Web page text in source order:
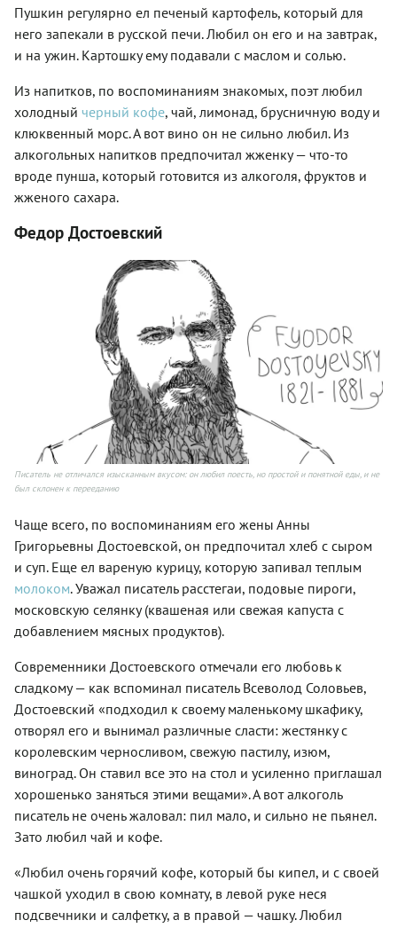
Пушкин регулярно ел печеный картофель, который для
него запекали в русской печи. Любил он его и на завтрак,
и на ужин. Картошку ему подавали с маслом и солью.
Из напитков, по воспоминаниям знакомых, поэт любил
холодный черный кофе, чай, лимонад, брусничную воду и
клюквенный морс. А вот вино он не сильно любил. Из
алкогольных напитков предпочитал жженку — что-то
вроде пунша, который готовится из алкоголя, фруктов и
жженого сахара.
Федор Достоевский
Писатель не отличался изысканным вкусом: он любил поесть, но простой и понятной еды, и не
был склонен к перееданию
Чаще всего, по воспоминаниям его жены Анны
Григорьевны Достоевской, он предпочитал хлеб с сыром
и суп. Еще ел вареную курицу, которую запивал теплым
молоком. Уважал писатель расстегаи, подовые пироги,
московскую селянку (квашеная или свежая капуста с
добавлением мясных продуктов).
Современники Достоевского отмечали его любовь к
сладкому — как вспоминал писатель Всеволод Соловьев,
Достоевский «подходил к своему маленькому шкафику,
отворял его и вынимал различные сласти: жестянку с
королевским черносливом, свежую пастилу, изюм,
виноград. Он ставил все это на стол и усиленно приглашал
хорошенько заняться этими вещами». А вот алкоголь
писатель не очень жаловал: пил мало, и сильно не пьянел.
Зато любил чай и кофе.
«Любил очень горячий кофе, который бы кипел, и с своей
чашкой уходил в свою комнату, в левой руке неся
подсвечники и салфетку, а в правой — чашку. Любил